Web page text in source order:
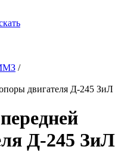
/
двигателя Д-245 ЗиЛ
Д-245 ЗиЛ